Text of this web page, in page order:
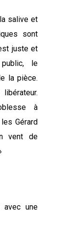
salive et
sont
juste et
le
la pièce.
à
Gérard
vent de
avec une